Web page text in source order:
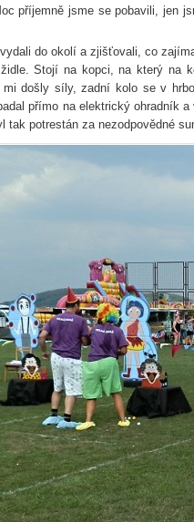
příjemně jsme se pobavili, jen
do okolí a zjišťovali, co
Stojí na kopci, na který na
mi došly síly, zadní kolo se v
přímo na elektrický ohradník
tak potrestán za nezodpovědné